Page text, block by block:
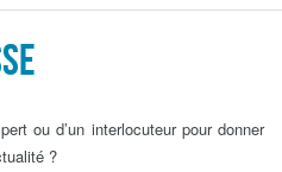
ou d’un interlocuteur pour donner
?